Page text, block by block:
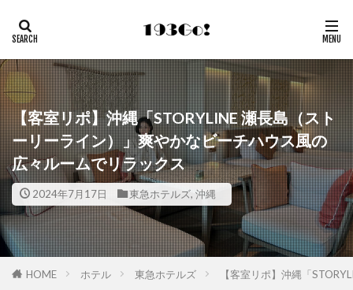
【客室リポ】沖縄「STORYLINE 瀬長島（スト
ーリーライン）」爽やかなビーチハウス風の
広々ルームでリラックス
2024年7月17日 東急ホテルズ, 沖縄
HOME ホテル 東急ホテルズ 【客室リポ】沖縄「